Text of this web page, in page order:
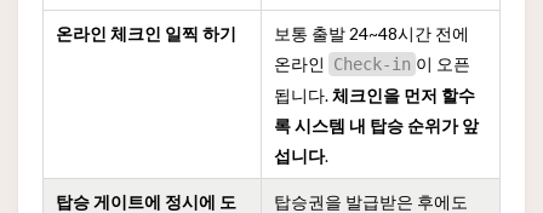
온라인 체크인 일찍 하기
보통 출발 24~48시간 전에
온라인
Check-in 이 오픈
됩니다.체크인을 먼저 할수
록 시스템 내 탑승 순위가 앞
섭니다.
탑승 게이트에 정시에 도
탑승권을 발급받은 후에도